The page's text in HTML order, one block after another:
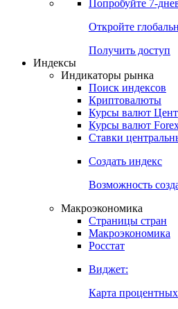
Попробуйте 7-
Откройте
Получить доступ
Индексы
Индикаторы рынка
Поиск индексов
Криптовалюты
Курсы валют
Курсы валют
Ставки
Создать индекс
Возможность
Макроэкономика
Страницы стран
Макроэкономика
Росстат
Виджет:
Карта